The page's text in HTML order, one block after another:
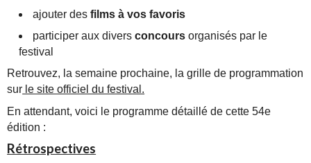
ajouter desfilms à vos favoris
participer aux diversconcours organisés par le
festival
Retrouvez, la semaine prochaine, la grille de programmation
sur le site officiel du festival.
En attendant, voici le programme détaillé de cette 54e
édition :
Rétrospectives